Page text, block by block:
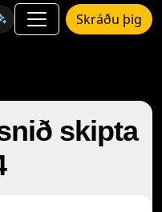
Skráðu þig
skipta